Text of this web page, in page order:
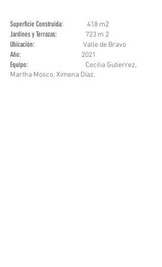
Superficie Construida: 418 m2
Jardines y Terrazas:
723 m 2
Ubicación: Valle de Bravo
Año:
2021
Equipo: Cecilia Gutierrez,
Martha Mosco, Ximena Díaz,